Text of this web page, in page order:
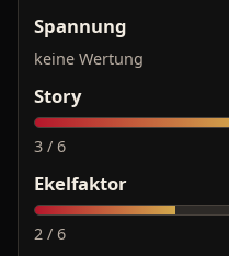
Spannung
keine Wertung
Story
3 / 6
Ekelfaktor
2 / 6